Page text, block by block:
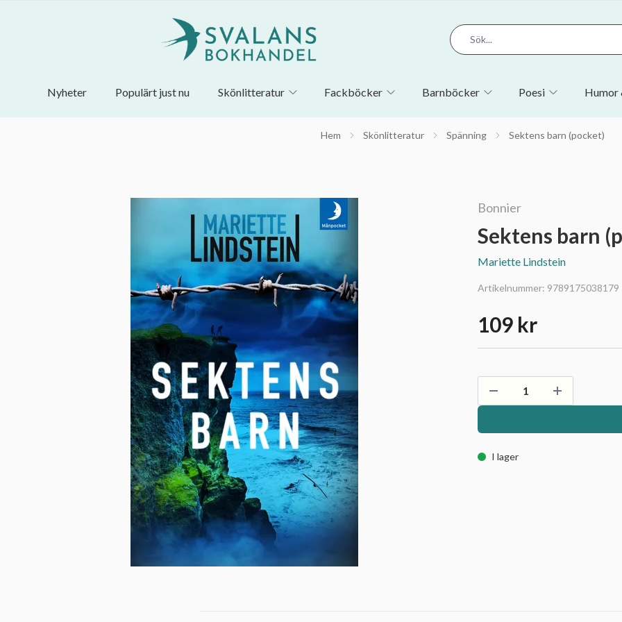
Nyheter Populärt just nu Skönlitteratur Fackböcker Barnböcker Poesi Humor
Hem Skönlitteratur Spänning Sektens barn (pocket)
Bonnier
Sektens barn
Mariette Lindstein
Artikelnummer: 9789175038179
109 kr
I lager